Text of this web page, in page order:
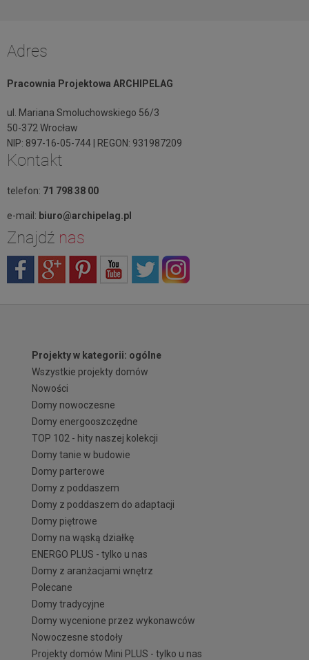
Adres
Pracownia Projektowa ARCHIPELAG
ul. Mariana Smoluchowskiego 56/3
50-372 Wrocław
NIP: 897-16-05-744 | REGON: 931987209
Kontakt
telefon: 71 798 38 00
e-mail: biuro@archipelag.pl
Znajdź nas
Projekty w kategorii: ogólne
Wszystkie projekty domów
Nowości
Domy nowoczesne
Domy energooszczędne
TOP 102 - hity naszej kolekcji
Domy tanie w budowie
Domy parterowe
Domy z poddaszem
Domy z poddaszem do adaptacji
Domy piętrowe
Domy na wąską działkę
ENERGO PLUS - tylko u nas
Domy z aranżacjami wnętrz
Polecane
Domy tradycyjne
Domy wycenione przez wykonawców
Nowoczesne stodoły
Projekty domów Mini PLUS - tylko u nas